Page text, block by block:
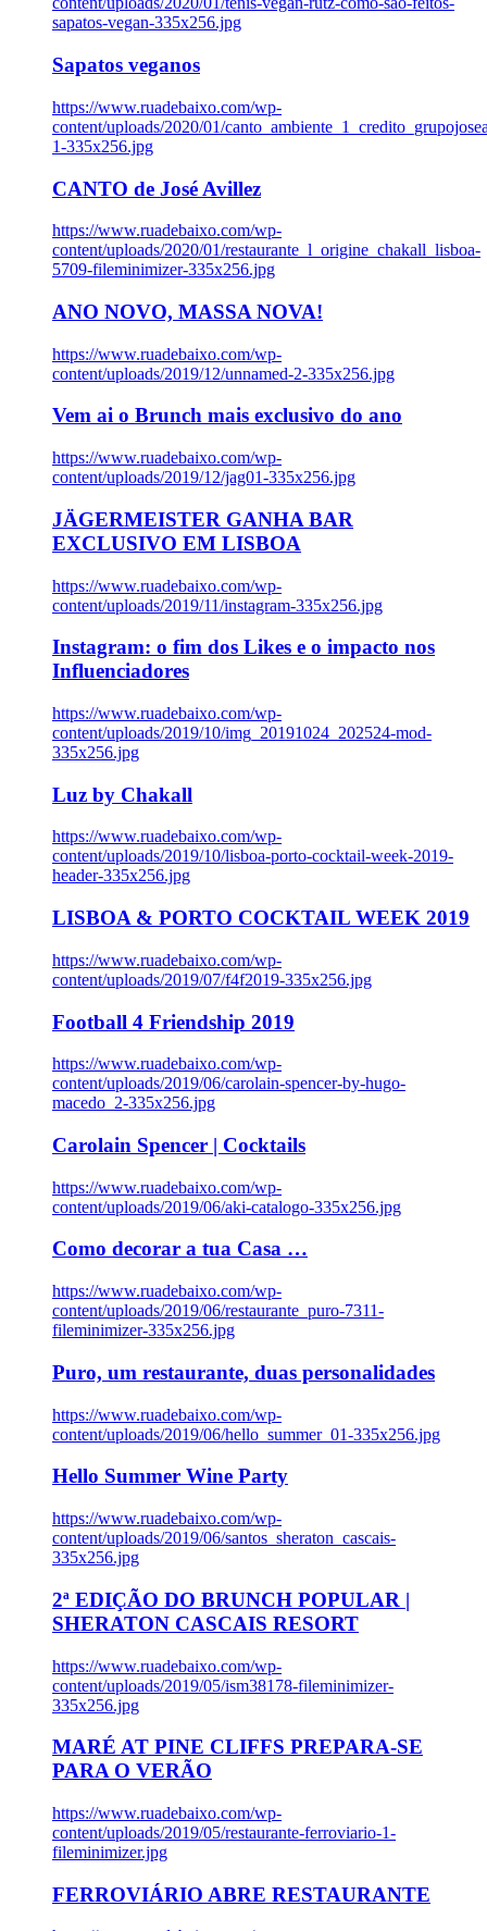
sapatos-vegan-335x256.jpg
Sapatos veganos
https://www.ruadebaixo.com/wp-
content/uploads/2020/01/
1-335x256.jpg
CANTO de José Avillez
https://www.ruadebaixo.com/wp-
content/uploads/2020/01/restaurante_l_origine_chakall_lisboa-
5709-fileminimizer-335x256.jpg
ANO NOVO, MASSA NOVA!
https://www.ruadebaixo.com/wp-
content/uploads/2019/12/unnamed-2-335x256.jpg
Vem ai o Brunch mais exclusivo do ano
https://www.ruadebaixo.com/wp-
content/uploads/2019/12/jag01-335x256.jpg
JÄGERMEISTER GANHA BAR
EXCLUSIVO EM LISBOA
https://www.ruadebaixo.com/wp-
content/uploads/2019/11/instagram-335x256.jpg
Instagram: o fim dos Likes e o impacto nos
Influenciadores
https://www.ruadebaixo.com/wp-
content/uploads/2019/10/img_20191024_202524-mod-
335x256.jpg
Luz by Chakall
https://www.ruadebaixo.com/wp-
content/uploads/2019/10/lisboa-porto-cocktail-week-2019-
header-335x256.jpg
LISBOA & PORTO COCKTAIL WEEK 2019
https://www.ruadebaixo.com/wp-
content/uploads/2019/07/f4f2019-335x256.jpg
Football 4 Friendship 2019
https://www.ruadebaixo.com/wp-
content/uploads/2019/06/carolain-spencer-by-hugo-
macedo_2-335x256.jpg
Carolain Spencer | Cocktails
https://www.ruadebaixo.com/wp-
content/uploads/2019/06/aki-catalogo-335x256.jpg
Como decorar a tua Casa …
https://www.ruadebaixo.com/wp-
content/uploads/2019/06/restaurante_puro-7311-
fileminimizer-335x256.jpg
Puro, um restaurante, duas personalidades
https://www.ruadebaixo.com/wp-
content/uploads/2019/06/hello_summer_01-335x256.jpg
Hello Summer Wine Party
https://www.ruadebaixo.com/wp-
content/uploads/2019/06/santos_sheraton_cascais-
335x256.jpg
2ª EDIÇÃO DO BRUNCH POPULAR |
SHERATON CASCAIS RESORT
https://www.ruadebaixo.com/wp-
content/uploads/2019/05/ism38178-fileminimizer-
335x256.jpg
MARÉ AT PINE CLIFFS PREPARA-SE
PARA O VERÃO
https://www.ruadebaixo.com/wp-
content/uploads/2019/05/restaurante-ferroviario-1-
fileminimizer.jpg
FERROVIÁRIO ABRE RESTAURANTE